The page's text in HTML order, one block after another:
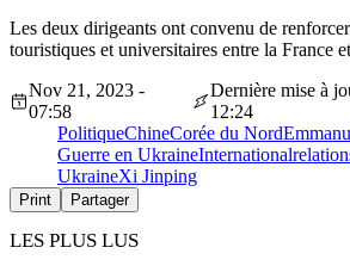
Les deux dirigeants ont convenu de
touristiques et universitaires entre la France
Nov 21, 2023 -
07:58
Dernière mise à
12:24
PolitiqueChineCorée du Nord
Guerre en UkraineInternational
UkraineXi Jinping
Print Partager
LES PLUS LUS